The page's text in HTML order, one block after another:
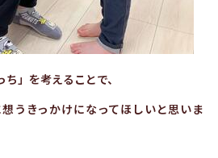
ち」を考えることで、
うきっかけになってほしいと思いま